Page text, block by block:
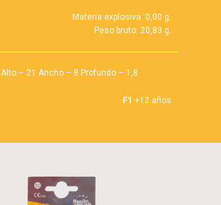
Materia explosiva: 0,00 g.
Peso bruto: 20,83 g.
Alto – 21 Ancho – 8 Profundo – 1,8
F1 +12 años